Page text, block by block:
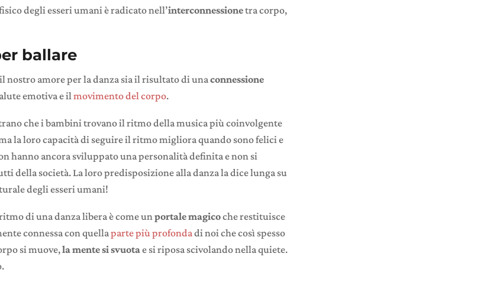
degli esseri umani è radicato nell’interconnessionetra corpo,
ballare
nostro amore per la danza sia il risultato di unaconnessione
emotiva e ilmovimento del corpo.
che i bambini trovano il ritmo della musica più coinvolgente
la loro capacità di seguire il ritmo migliora quando sono felici e
hanno ancora sviluppato una personalità definita e non si
della società. La loro predisposizione alla danza la dice lunga su
degli esseri umani!
di una danza libera è come un portale magicoche restituisce
connessa con quellaparte più profondadi noi che così spesso
si muove,la mente si svuotae si riposa scivolando nella quiete.